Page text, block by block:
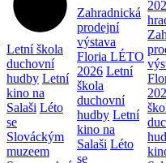
Letní škola
duchovní
hudby Letní
kino na
Salaši Léto
se
Slováckým
muzeem
Zahradnická
prodejní
výstava
Floria LÉTO
2026 Letní
škola
duchovní
hudby Letní
kino na
Salaši Léto
se